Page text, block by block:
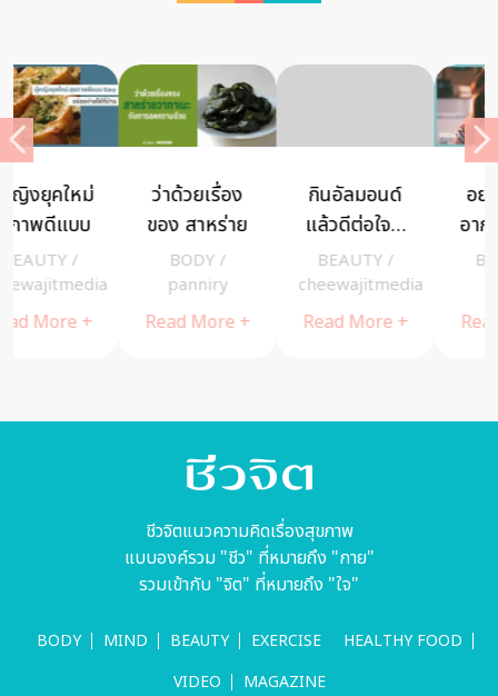
กินอัลมอนด์
แล้วดีต่อใจ…
เครื่องดื่มใหม่!
เอาใจคนรัก
สุขภาพ ผสาน
BEAUTY
cheewajitmedia
Read More +
อย่าปล่อยให้
อากาศร้อนทำ
หุ่นพัง สุขภาพ
BEAUTY
Read More +
ชอบย้อมผม
บ่อย ต้องทำ
ยังไงให้ผมเรา
ปลอดภัย
BEAUTY
Read More +
ชีวจิตแนวความคิดเรื่องสุขภาพ
แบบองค์รวม "ชีว" ที่หมายถึง "กาย"
รวมเข้ากับ "จิต" ที่หมายถึง "ใจ"
BODY MIND BEAUTY EXERCISE
HEALTHY FOOD
VIDEO
MAGAZINE